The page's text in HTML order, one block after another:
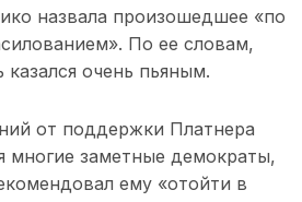
назвала произошедшее «по
По ее словам,
очень пьяным.
от поддержки Платнера
многие заметные демократы,
ему «отойти в